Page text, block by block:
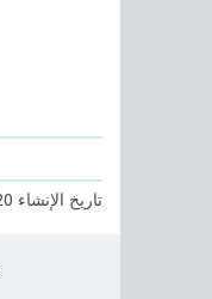
تاريخ الإنشاء 20‏/11‏/2011, آخر تعديل 9‏/8‏/2024